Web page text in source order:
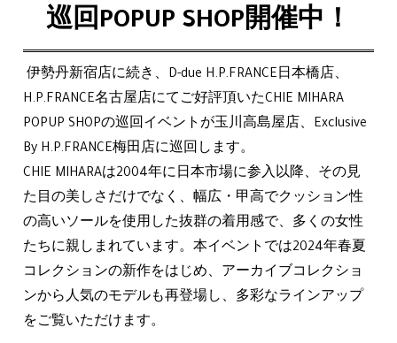
巡回POPUP SHOP開催中！
伊勢丹新宿店に続き、D-due H.P.FRANCE日本橋店、
H.P.FRANCE名古屋店にてご好評頂いたCHIE MIHARA
POPUP SHOPの巡回イベントが玉川高島屋店、Exclusive
By H.P.FRANCE梅田店に巡回します。
CHIE MIHARAは2004年に日本市場に参入以降、その見
た目の美しさだけでなく、幅広・甲高でクッション性
の高いソールを使用した抜群の着用感で、多くの女性
たちに親しまれています。本イベントでは2024年春夏
コレクションの新作をはじめ、アーカイブコレクショ
ンから人気のモデルも再登場し、多彩なラインアップ
をご覧いただけます。